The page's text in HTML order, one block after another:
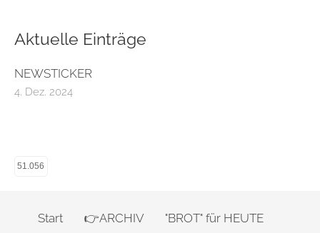
Aktuelle Einträge
NEWSTICKER
4. Dez. 2024
51.056
Start 👉ARCHIV
"BROT" für HEUTE